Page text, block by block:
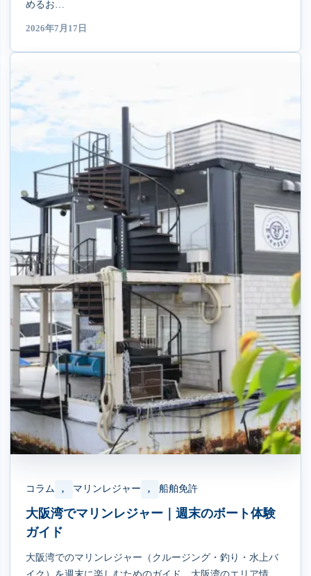
めるお…
2026年7月17日
コラム , マリンレジャー , 船舶免許
大阪湾でマリンレジャー｜週末のボート体験
ガイド
大阪湾でのマリンレジャー（クルージング・釣り・水上バ
イク）を週末に楽しむためのガイド。大阪湾のエリア情